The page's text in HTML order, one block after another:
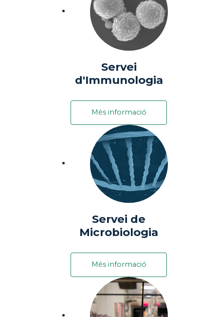
Servei
d'Immunologia
Més informació
Servei de
Microbiologia
Més informació